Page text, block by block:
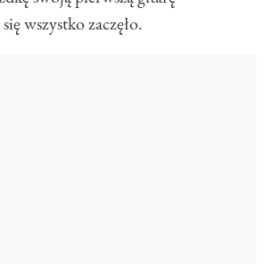
wszystko zaczęło.